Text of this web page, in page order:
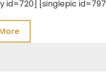
id=720] [singlepic